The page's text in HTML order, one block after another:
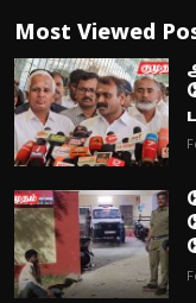
Most Viewed